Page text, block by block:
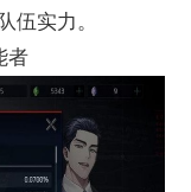
伍实力。
者